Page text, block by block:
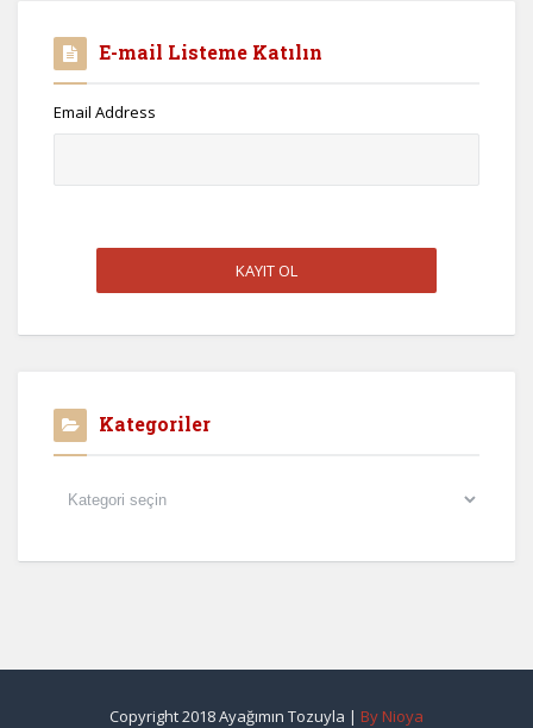
E-mail Listeme Katılın
Email Address
Kategoriler
Kategoriler
Copyright 2018 Ayağımın Tozuyla | By Nioya